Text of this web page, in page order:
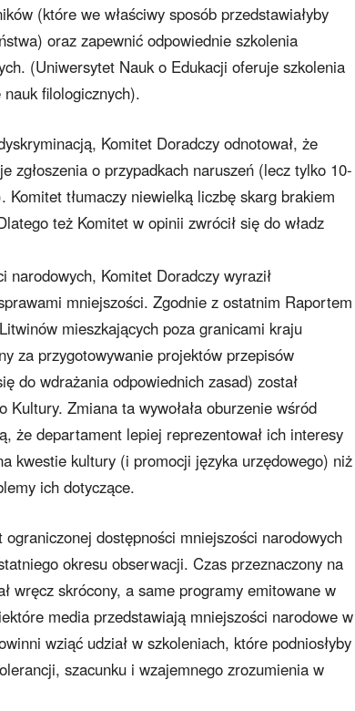
(które we właściwy sposób przedstawiałyby
oraz zapewnić odpowiednie szkolenia
(Uniwersytet Nauk o Edukacji oferuje szkolenia
filologicznych).
Komitet Doradczy odnotował, że
zgłoszenia o przypadkach naruszeń (lecz tylko 10-
tłumaczy niewielką liczbę skarg brakiem
też Komitet w opinii zwrócił się do władz
Komitet Doradczy wyraził
mniejszości. Zgodnie z ostatnim Raportem
mieszkających poza granicami kraju
za przygotowywanie projektów przepisów
do wdrażania odpowiednich zasad) został
Zmiana ta wywołała oburzenie wśród
że departament lepiej reprezentował ich interesy
kwestie kultury (i promocji języka urzędowego) niż
ich dotyczące.
dostępności mniejszości narodowych
okresu obserwacji. Czas przeznaczony na
wręcz skrócony, a same programy emitowane w
media przedstawiają mniejszości narodowe w
wziąć udział w szkoleniach, które podniosłyby
szacunku i wzajemnego zrozumienia w